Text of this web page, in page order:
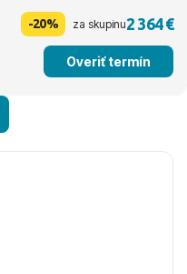
-20% za skupinu2 364 €
Overiť termín